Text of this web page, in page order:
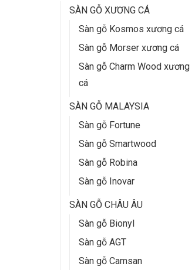
SÀN GỖ XƯƠNG CÁ
Sàn gỗ Kosmos xương cá
Sàn gỗ Morser xương cá
Sàn gỗ Charm Wood xương
cá
SÀN GỖ MALAYSIA
Sàn gỗ Fortune
Sàn gỗ Smartwood
Sàn gỗ Robina
Sàn gỗ Inovar
SÀN GỖ CHÂU ÂU
Sàn gỗ Bionyl
Sàn gỗ AGT
Sàn gỗ Camsan